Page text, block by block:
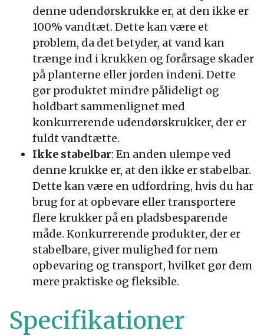
denne udendørskrukke er, at den ikke er
100% vandtæt. Dette kan være et
problem, da det betyder, at vand kan
trænge ind i krukken og forårsage skader
på planterne eller jorden indeni. Dette
gør produktet mindre pålideligt og
holdbart sammenlignet med
konkurrerende udendørskrukker, der er
fuldt vandtætte.
Ikke stabelbar: En anden ulempe ved
denne krukke er, at den ikke er stabelbar.
Dette kan være en udfordring, hvis du har
brug for at opbevare eller transportere
flere krukker på en pladsbesparende
måde. Konkurrerende produkter, der er
stabelbare, giver mulighed for nem
opbevaring og transport, hvilket gør dem
mere praktiske og fleksible.
Specifikationer